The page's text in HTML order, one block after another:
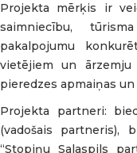
Projekta mērķis ir
saimniecību,
pakalpojumu
vietējiem un ārzemju
pieredzes apmaiņas
Projekta partneri:
(vadošais partneris),
“Stopiņu Salaspils